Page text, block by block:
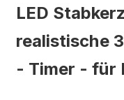
LED
realistische
- Timer - für